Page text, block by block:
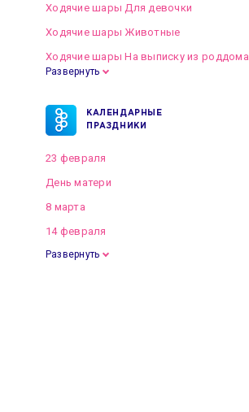
Ходячие шары Для девочки
Ходячие шары Животные
Ходячие шары На выписку из роддома
Развернуть
КАЛЕНДАРНЫЕ
ПРАЗДНИКИ
23 февраля
День матери
8 марта
14 февраля
Развернуть